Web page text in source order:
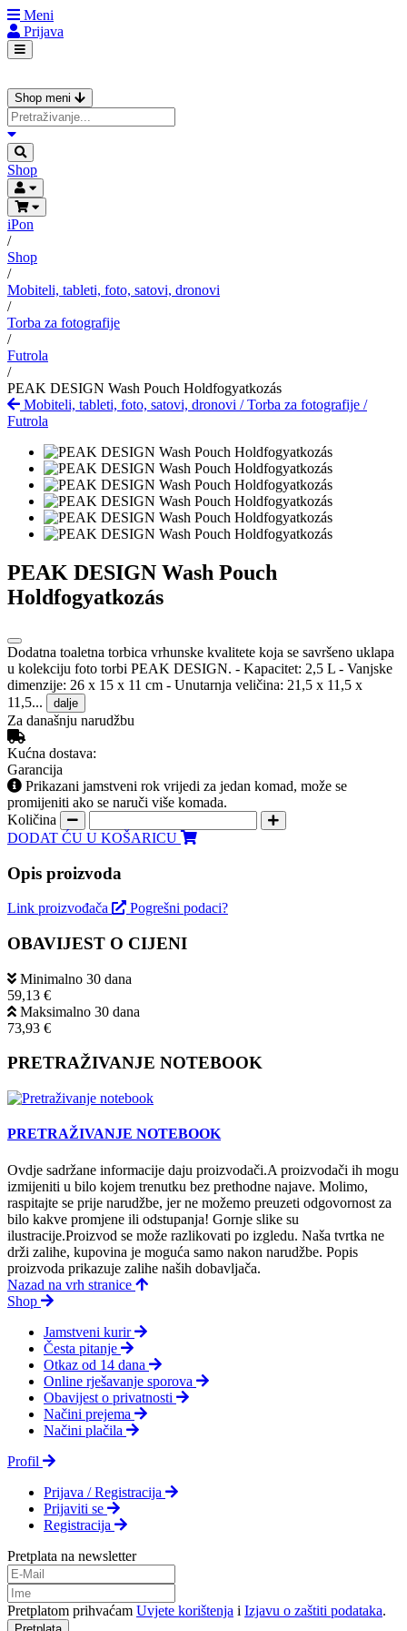
Meni
Prijava
Shop meni
Shop
iPon
/
Shop
/
Mobiteli, tableti, foto, satovi, dronovi
/
Torba za fotografije
/
Futrola
/
PEAK DESIGN Wash Pouch Holdfogyatkozás
Mobiteli, tableti, foto, satovi, dronovi /Torba za fotografije /
Futrola
PEAK DESIGN Wash Pouch
Holdfogyatkozás
Dodatna toaletna torbica vrhunske kvalitete koja se savršeno uklapa
u kolekciju foto torbi PEAK DESIGN. - Kapacitet: 2,5 L - Vanjske
dimenzije: 26 x 15 x 11 cm - Unutarnja veličina: 21,5 x 11,5 x
11,5...
dalje
Za današnju narudžbu
Kućna dostava:
Garancija
Prikazani jamstveni rok vrijedi za jedan komad, može se
promijeniti ako se naruči više komada.
Količina
DODAT ĆU U KOŠARICU
Opis proizvoda
Link proizvođača Pogrešni podaci?
OBAVIJEST O CIJENI
Minimalno 30 dana
59,13 €
Maksimalno 30 dana
73,93 €
PRETRAŽIVANJE NOTEBOOK
PRETRAŽIVANJE NOTEBOOK
Ovdje sadržane informacije daju proizvodači.A proizvodači ih mogu
izmijeniti u bilo kojem trenutku bez prethodne najave. Molimo,
raspitajte se prije narudžbe, jer ne možemo preuzeti odgovornost za
bilo kakve promjene ili odstupanja! Gornje slike su
ilustracije.Proizvod se može razlikovati po izgledu. Naša tvrtka ne
drži zalihe, kupovina je moguća samo nakon narudžbe. Popis
proizvoda prikazuje zalihe naših dobavljača.
Nazad na vrh stranice
Shop
Jamstveni kurir
Česta pitanje
Otkaz od 14 dana
Online rješavanje sporova
Obavijest o privatnosti
Načini prejema
Načini plačila
Profil
Prijava / Registracija
Prijaviti se
Registracija
Pretplata na newsletter
Pretplatom prihvaćam Uvjete korištenja i Izjavu o zaštiti podataka.